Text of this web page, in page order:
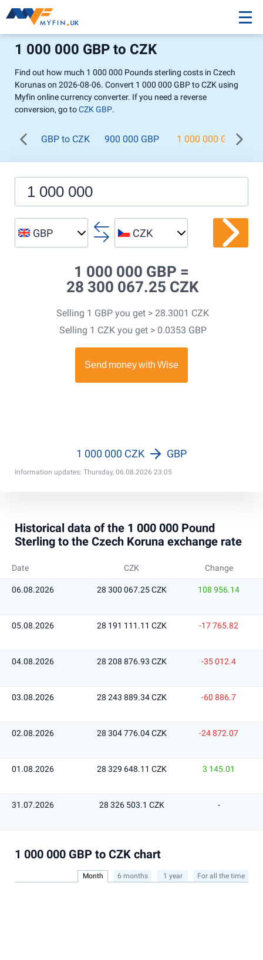
1 000 000 GBP to CZK
Find out how much 1 000 000 Pounds sterling costs in Czech
Korunas on 2026-08-06. Convert 1 000 000 GBP to CZK using
Myfin online currency converter. If you need a reverse
conversion, go toCZK GBP.
GBP to CZK 900 000 GBP 1 000 000 GBP
GBP CZK
1 000 000 GBP =
28 300 067.25 CZK
Selling 1 GBP you get > 28.3001 CZK
Selling 1 CZK you get > 0.0353 GBP
Information updates: Thursday, 06.08.2026 23:05
1 000 000 CZK GBP
Historical data of the 1 000 000 Pound
Sterling to the Czech Koruna exchange rate
Date CZK Change
06.08.2026 28 300 067.25 CZK 108 956.14
05.08.2026 28 191 111.11 CZK -17 765.82
04.08.2026 28 208 876.93 CZK -35 012.4
03.08.2026 28 243 889.34 CZK -60 886.7
02.08.2026 28 304 776.04 CZK -24 872.07
01.08.2026 28 329 648.11 CZK 3 145.01
31.07.2026 28 326 503.1 CZK -
1 000 000 GBP to CZK chart
Month 6 months 1 year For all the time